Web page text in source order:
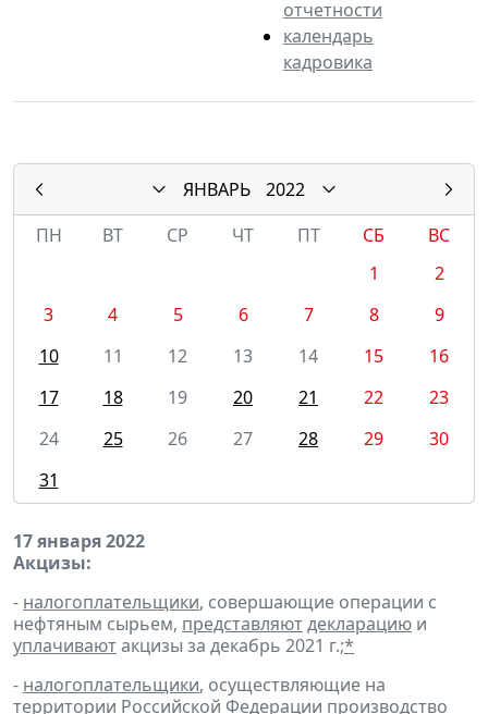
отчетности
календарь
кадровика
ЯНВАРЬ
2022
ПН
ВТ СР ЧТ ПТ СБ
ВС
1
2
3
4 5 6 7 8
9
10
11 12 13 14 15
16
17
18 19 20 21 22
23
24
25 26 27 28 29
30
31
17 января 2022
Акцизы:
- налогоплательщики, совершающие операции с
нефтяным сырьем, представляютдекларацию и
уплачиваютакцизы за декабрь 2021 г.;*
- налогоплательщики, осуществляющие на
территории Российской Федерации производство